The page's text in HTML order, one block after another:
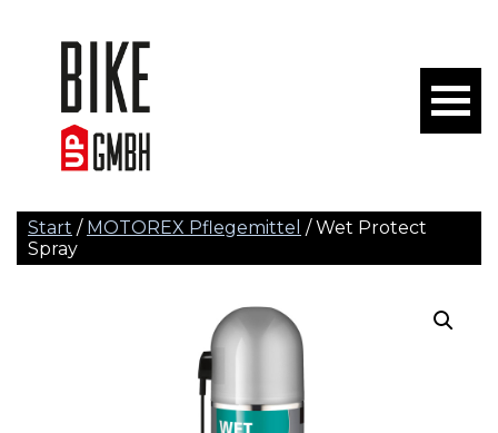
Start / MOTOREX Pflegemittel / Wet Protect
Spray